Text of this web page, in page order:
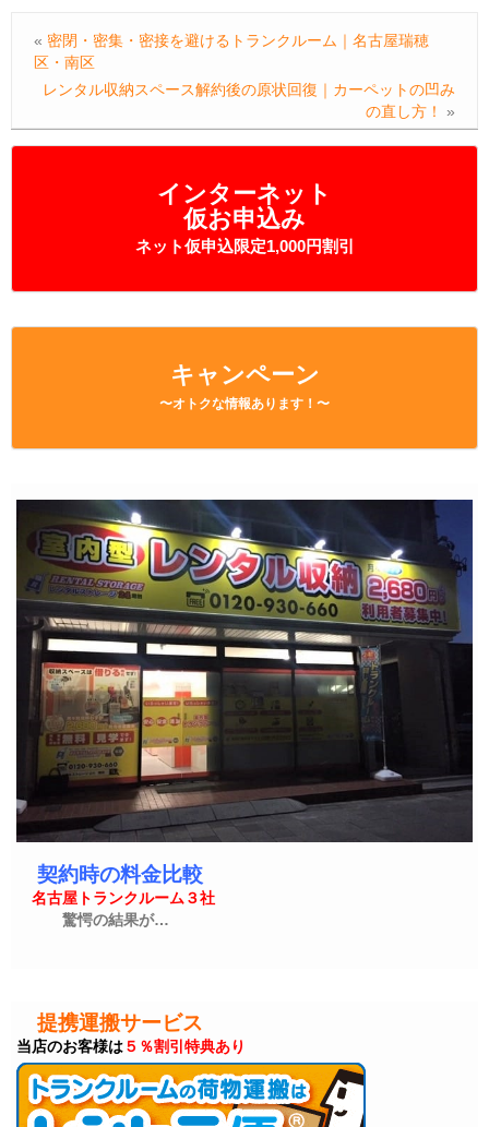
インターネット
仮お申込み
ネット仮申込限定1,000円割引
キャンペーン
〜オトクな情報あります！〜
契約時の料金比較
名古屋トランクルーム３社
驚愕の結果が…
提携運搬サービス
当店のお客様は５％割引特典あり
« 密閉・密集・密接を避けるトランクルーム｜名古屋瑞穂
区・南区
レンタル収納スペース解約後の原状回復｜カーペットの凹み
の直し方！
»